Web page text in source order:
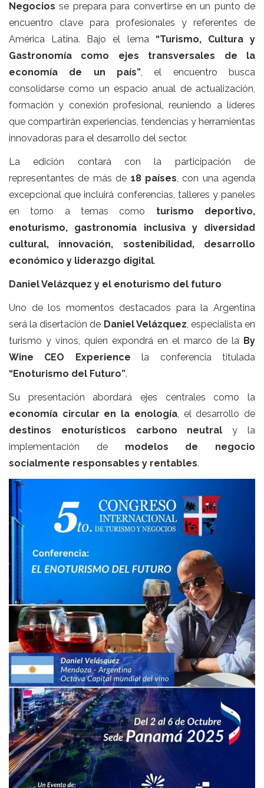
Negocios se prepara para convertirse en un punto de
encuentro clave para profesionales y referentes de
América Latina. Bajo el lema “Turismo, Cultura y
Gastronomía como ejes transversales de la
economía de un país”, el encuentro busca
consolidarse como un espacio anual de actualización,
formación y conexión profesional, reuniendo a líderes
que compartirán experiencias, tendencias y herramientas
innovadoras para el desarrollo del sector.
La edición contará con la participación de
representantes de más de 18 países, con una agenda
excepcional que incluirá conferencias, talleres y paneles
en torno a temas como turismo deportivo,
enoturismo, gastronomía inclusiva y diversidad
cultural, innovación, sostenibilidad, desarrollo
económico y liderazgo digital.
Daniel Velázquez y el enoturismo del futuro
Uno de los momentos destacados para la Argentina
será la disertación de Daniel Velázquez, especialista en
turismo y vinos, quien expondrá en el marco de la By
Wine CEO Experience la conferencia titulada
“Enoturismo del Futuro”.
Su presentación abordará ejes centrales como la
economía circular en la enología, el desarrollo de
destinos enoturísticos carbono neutral y la
implementación de modelos de negocio
socialmente responsables y rentables.